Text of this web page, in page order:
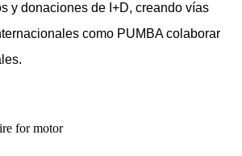
y donaciones de I+D, creando vías
como
PUMBA​ colaborar